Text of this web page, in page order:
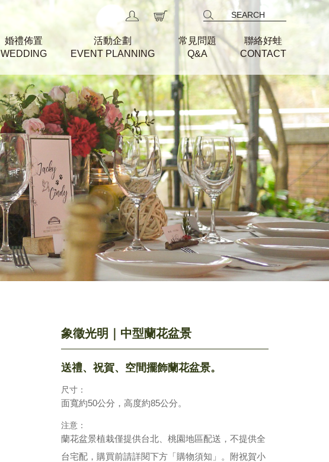
婚禮佈置
WEDDING
活動企劃
EVENT PLANNING
常見問題
Q&A
聯絡好蛙
CONTACT
象徵光明｜中型蘭花盆景
送禮、祝賀、空間擺飾蘭花盆景。
尺寸：
面寬約50公分，高度約85公分。
注意：
蘭花盆景植栽僅提供台北、桃園地區配送，不提供全
台宅配，購買前請詳閱下方「購物須知」。附祝賀小